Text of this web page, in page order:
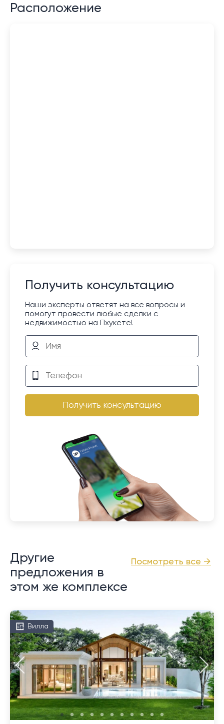
Расположение
Получить консультацию
Наши эксперты ответят на все вопросы и
помогут провести любые сделки с
недвижимостью на Пхукете!
Получить консультацию
Посмотреть все →
Другие
предложения в
этом же комплексе
Вилла